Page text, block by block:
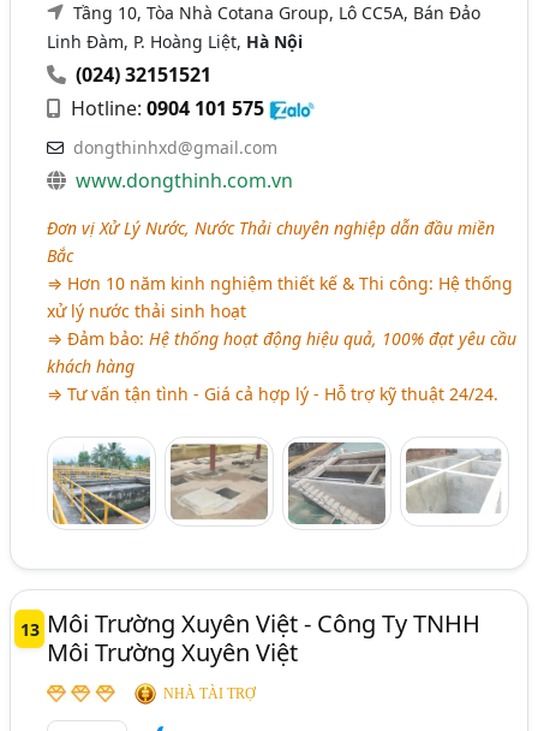
Tầng 10, Tòa Nhà Cotana Group, Lô CC5A, Bán Đảo
Linh Đàm, P. Hoàng Liệt, Hà Nội
(024) 32151521
Hotline:0904 101 575
dongthinhxd@gmail.com
www.dongthinh.com.vn
Đơn vị Xử Lý Nước, Nước Thải chuyên nghiệp dẫn đầu miền
Bắc
⇒ Hơn 10 năm kinh nghiệm thiết kế & Thi công: Hệ thống
xử lý nước thải sinh hoạt
⇒ Đảm bảo:Hệ thống hoạt động hiệu quả, 100% đạt yêu cầu
khách hàng
⇒ Tư vấn tận tình - Giá cả hợp lý - Hỗ trợ kỹ thuật 24/24.
13 Môi Trường Xuyên Việt - Công Ty TNHH
Môi Trường Xuyên Việt
NHÀ TÀI TRỢ